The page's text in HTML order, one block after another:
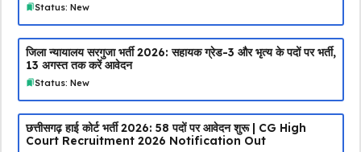
Status: New
जिला न्यायालय सरगुजा भर्ती 2026: सहायक ग्रेड-3 और भृत्य के पदों पर भर्ती,
13 अगस्त तक करें आवेदन
Status: New
छत्तीसगढ़ हाई कोर्ट भर्ती 2026: 58 पदों पर आवेदन शुरू | CG High
Court Recruitment 2026 Notification Out